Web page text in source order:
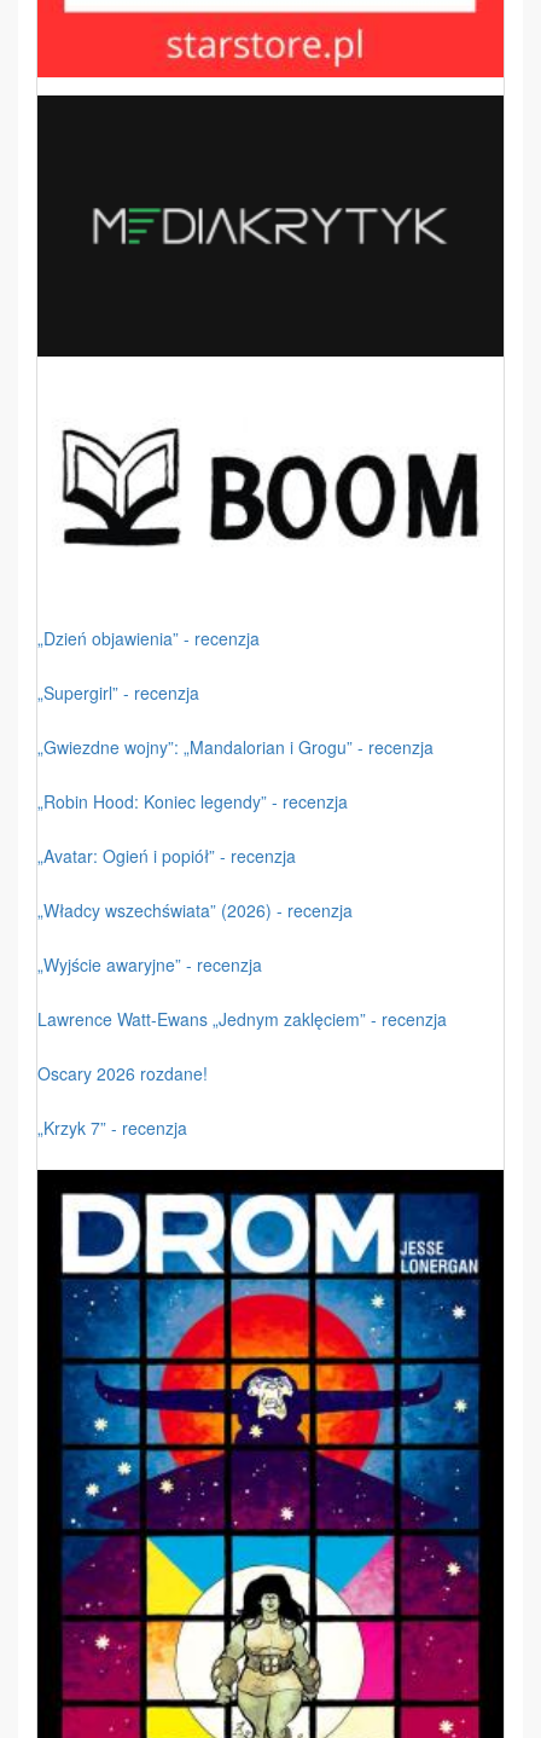
„Dzień objawienia” - recenzja
„Supergirl” - recenzja
„Gwiezdne wojny”: „Mandalorian i Grogu” - recenzja
„Robin Hood: Koniec legendy” - recenzja
„Avatar: Ogień i popiół” - recenzja
„Władcy wszechświata” (2026) - recenzja
„Wyjście awaryjne” - recenzja
Lawrence Watt-Ewans „Jednym zaklęciem” - recenzja
Oscary 2026 rozdane!
„Krzyk 7” - recenzja